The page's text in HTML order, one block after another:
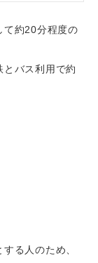
て約20分程度の
バス利用で約
る人のため、